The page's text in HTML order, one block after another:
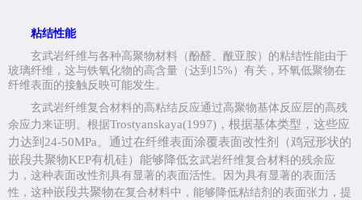
粘结性能
玄武岩纤维与各种高聚物材料（酚醛、酰亚胺）的粘结性能由于
玻璃纤维，这与铁氧化物的高含量（达到 15% ）有关，环氧低聚物在
纤维表面的接触反映可能发生。
玄武岩纤维复合材料的高粘结反应通过高聚物基体反应层的高残
余应力来证明。根据Trostyanskaya(1997) ，根据基体类型，这些应
力达到 24-50MPa。通过在纤维表面涂覆表面改性剂（鸡冠形状的
嵌段共聚物KEP有机硅）能够降低玄武岩纤维复合材料的残余应
力，这种表面改性剂具有显著的表面活性。因为具有显著的表面活
性，这种嵌段共聚物在复合材料中，能够降低粘结剂的表面张力，提